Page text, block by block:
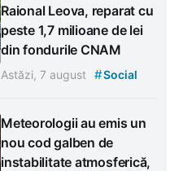
Raional Leova, reparat cu
peste 1,7 milioane de lei
din fondurile CNAM
Astăzi, 7 august #Social
Meteorologii au emis un
nou cod galben de
instabilitate atmosferică,